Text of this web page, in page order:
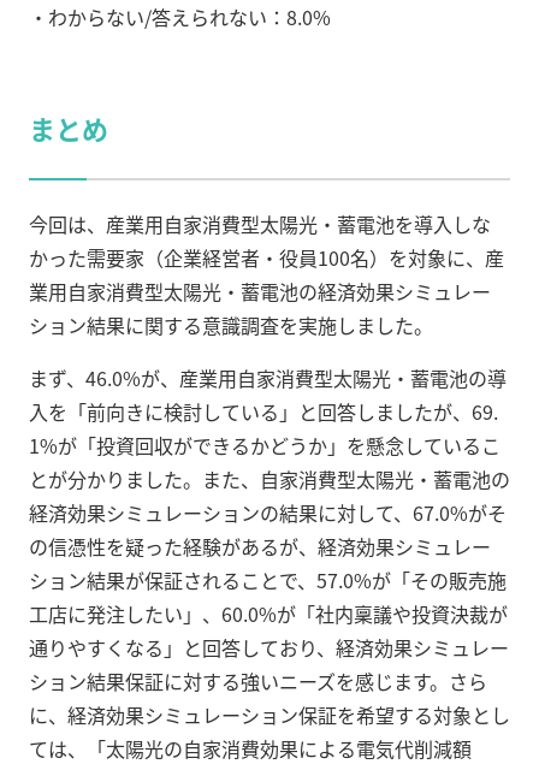
・わからない/答えられない：8.0%
まとめ
今回は、産業用自家消費型太陽光・蓄電池を導入しな
かった需要家（企業経営者・役員100名）を対象に、産
業用自家消費型太陽光・蓄電池の経済効果シミュレー
ション結果に関する意識調査を実施しました。
まず、46.0%が、産業用自家消費型太陽光・蓄電池の導
入を「前向きに検討している」と回答しましたが、69.
1%が「投資回収ができるかどうか」を懸念しているこ
とが分かりました。また、自家消費型太陽光・蓄電池の
経済効果シミュレーションの結果に対して、67.0%がそ
の信憑性を疑った経験があるが、経済効果シミュレー
ション結果が保証されることで、57.0%が「その販売施
工店に発注したい」、60.0%が「社内稟議や投資決裁が
通りやすくなる」と回答しており、経済効果シミュレー
ション結果保証に対する強いニーズを感じます。さら
に、経済効果シミュレーション保証を希望する対象とし
ては、「太陽光の自家消費効果による電気代削減額